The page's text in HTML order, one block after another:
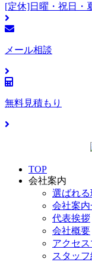
[定休]日曜・祝日・
メール相談
無料見積もり
TOP
会社案内
選ばれる
会社案内
代表挨拶
会社概要
アクセ
スタッフ